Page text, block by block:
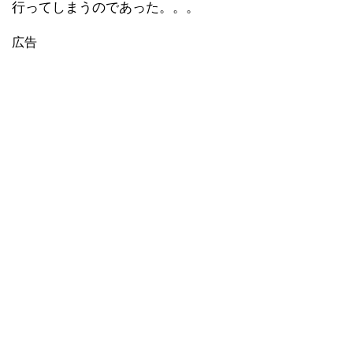
行ってしまうのであった。。。
広告